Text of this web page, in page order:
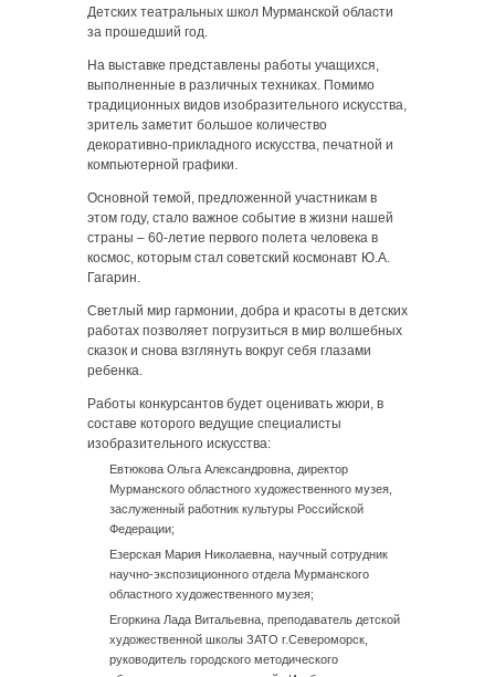
Детских театральных школ Мурманской области
за прошедший год.
На выставке представлены работы учащихся,
выполненные в различных техниках. Помимо
традиционных видов изобразительного искусства,
зритель заметит большое количество
декоративно-прикладного искусства, печатной и
компьютерной графики.
Основной темой, предложенной участникам в
этом году, стало важное событие в жизни нашей
страны – 60-летие первого полета человека в
космос, которым стал советский космонавт Ю.А.
Гагарин.
Светлый мир гармонии, добра и красоты в детских
работах позволяет погрузиться в мир волшебных
сказок и снова взглянуть вокруг себя глазами
ребенка.
Работы конкурсантов будет оценивать жюри, в
составе которого ведущие специалисты
изобразительного искусства:
Евтюкова Ольга Александровна, директор
Мурманского областного художественного музея,
заслуженный работник культуры Российской
Федерации;
Езерская Мария Николаевна, научный сотрудник
научно-экспозиционного отдела Мурманского
областного художественного музея;
Егоркина Лада Витальевна, преподаватель детской
художественной школы ЗАТО г.Североморск,
руководитель городского методического